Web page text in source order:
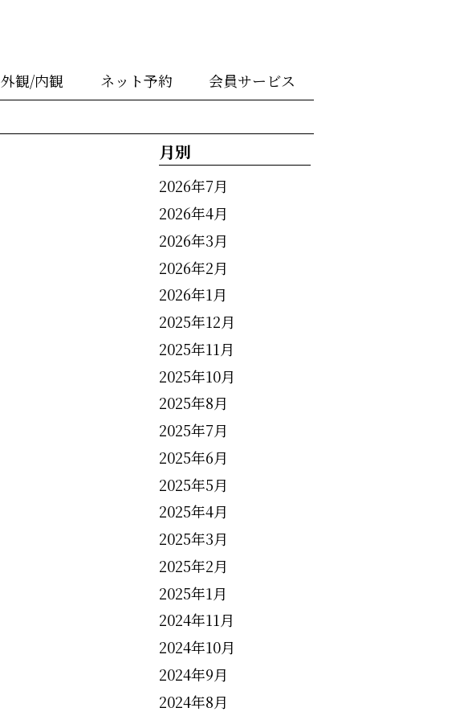
外観/内観 ネット予約 会員サービス
月別
2026年7月
2026年4月
2026年3月
2026年2月
2026年1月
2025年12月
2025年11月
2025年10月
2025年8月
2025年7月
2025年6月
2025年5月
2025年4月
2025年3月
2025年2月
2025年1月
2024年11月
2024年10月
2024年9月
2024年8月